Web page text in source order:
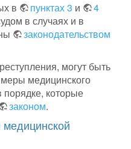
в
пунктах 3 и
4
в случаях и в
законодательством
могут быть
медицинского
порядке, которые
законом.